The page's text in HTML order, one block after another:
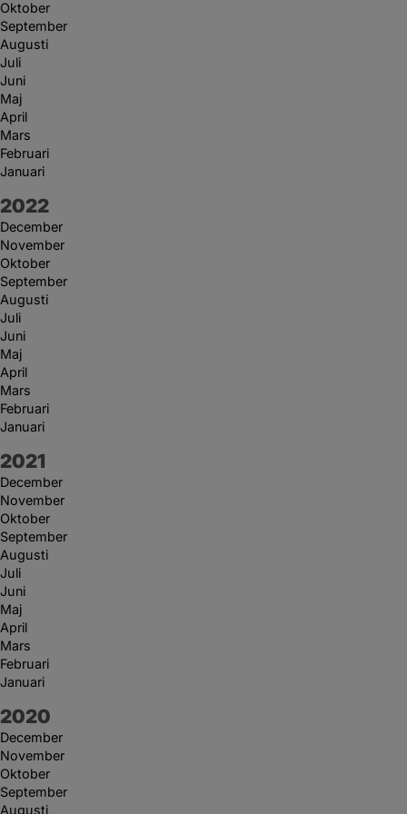
Oktober
September
Augusti
Juli
Juni
Maj
April
Mars
Februari
Januari
År:
2022
December
November
Oktober
September
Augusti
Juli
Juni
Maj
April
Mars
Februari
Januari
År:
2021
December
November
Oktober
September
Augusti
Juli
Juni
Maj
April
Mars
Februari
Januari
År:
2020
December
November
Oktober
September
Augusti